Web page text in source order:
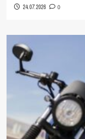
24.07.2026 0